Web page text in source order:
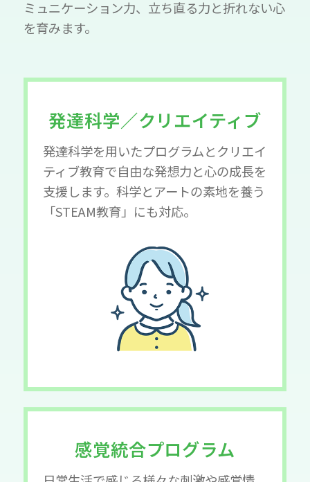
ミュニケーション力、立ち直る力と折れない心
を育みます。
発達科学／クリエイティブ
発達科学を用いたプログラムとクリエイ
ティブ教育で自由な発想力と心の成長を
支援します。科学とアートの素地を養う
「STEAM教育」にも対応。
感覚統合プログラム